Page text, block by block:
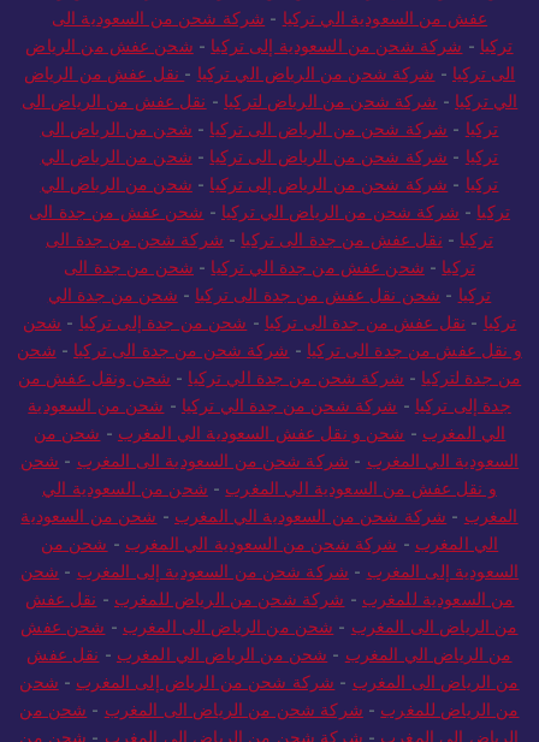
من السعودية الي تركيا -شحن من السعودية الى تركيا-شحن ونقل
عفش من السعودية الي تركيا-شركة شحن من السعودية الى
تركيا-شركة شحن من السعودية إلى تركيا- شحن عفش من الرياض
الى تركيا -شركة شحن من الرياض الي تركيا-
نقل عفش من الرياض
الي تركيا-شركة شحن من الرياض لتركيا- نقل عفش من الرياض الى
تركيا - شركة شحن من الرياض الى تركيا - شحن من الرياض الى
تركيا - شركة شحن من الرياض الى تركيا - شحن من الرياض الي
تركيا -شركة شحن من الرياض إلى تركيا -شحن من الرياض الي
تركيا- شركة شحن من الرياض الي تركيا- شحن عفش من جدة الى
تركيا- نقل عفش من جدة الى تركيا-شركة شحن من جدة الى
تركيا -شحن عفش من جدة الي تركيا- شحن من جدة الى
تركيا- شحن نقل عفش من جدة الى تركيا - شحن من جدة الي
تركيا
-نقل عفش من جدة الى تركيا- شحن من جدة إلى تركيا- شحن
و نقل عفش من جدة الى تركيا- شركة شحن من جدة الى تركيا-شحن
من جدة لتركيا- شركة شحن من جدة الي تركيا- شحن ونقل عفش من
جدة إلى تركيا-شركة شحن من جدة الي تركيا -شحن من السعودية
الي المغرب
-شحن و نقل عفش السعودية الي المغرب-شحن من
السعودية الي المغرب-شركة شحن من السعودية الى المغرب-شحن
و نقل عفش من السعودية الي المغرب-شحن من السعودية الي
المغرب-شركة شحن من السعودية الي المغرب-شحن من السعودية
الي المغرب-شركة شحن من السعودية الي المغرب-شحن من
السعودية إلى المغرب - شركة شحن من السعودية إلى المغرب -شحن
من السعودية للمغرب - شركة شحن من الرياض للمغرب-نقل عفش
من الرياض الى المغرب -شحن من الرياض الى المغرب - شحن عفش
من الرياض الي المغرب-شحن من الرياض الي المغرب- نقل عفش
من الرياض الى المغرب-شركة شحن من الرياض إلى المغرب-شحن
من الرياض للمغرب - شركة شحن من الرياض الى المغرب - شحن من